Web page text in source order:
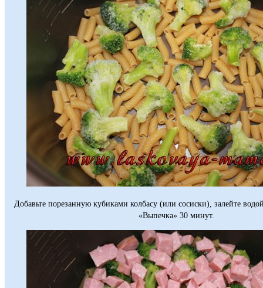
Добавьте порезанную кубиками колбасу (или сосиски), залейте
«Выпечка» 30 минут.